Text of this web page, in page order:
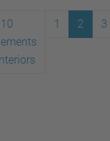
10
1 2 3